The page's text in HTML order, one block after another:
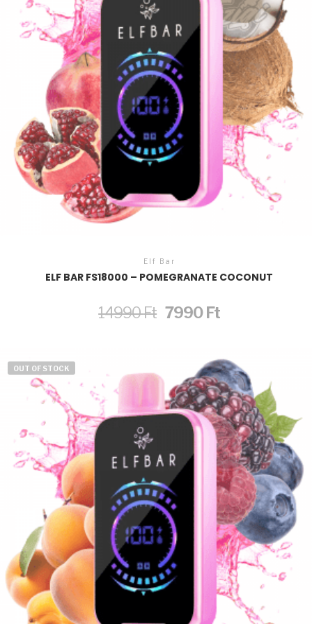
Elf Bar
ELF BAR FS18000 – POMEGRANATE COCONUT
14990Ft Original
price
7990 FtCurrent
price
OUT OF STOCK